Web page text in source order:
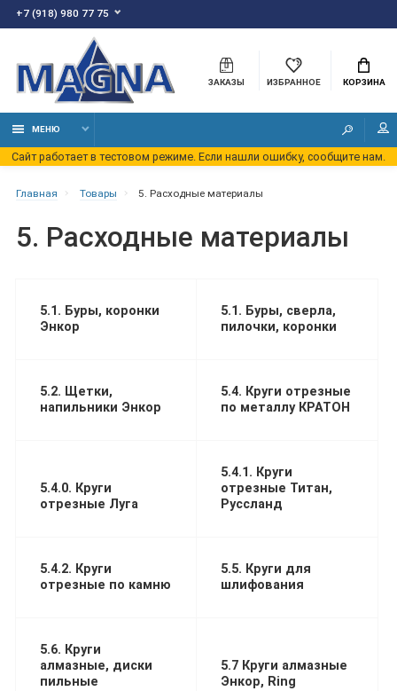
+7 (918) 980 77 75
ЗАКАЗЫ ИЗБРАННОЕ КОРЗИНА
МЕНЮ
Сайт работает в тестовом режиме. Если нашли ошибку, сообщите нам.
Главная Товары 5. Расходные материалы
5. Расходные материалы
5.1. Буры, коронки
Энкор
5.1. Буры, сверла,
пилочки, коронки
5.2. Щетки,
напильники Энкор
5.4. Круги отрезные
по металлу КРАТОН
5.4.0. Круги
отрезные Луга
5.4.1. Круги
отрезные Титан,
Руссланд
5.4.2. Круги
отрезные по камню
5.5. Круги для
шлифования
5.6. Круги
алмазные, диски
пильные
5.7 Круги алмазные
Энкор, Ring